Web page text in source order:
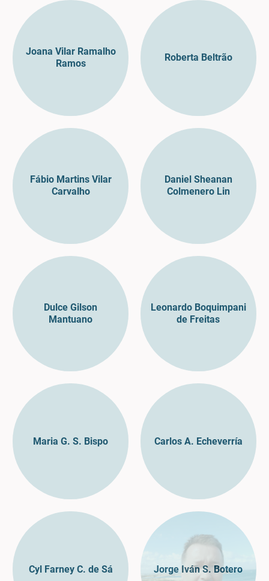
Joana Vilar Ramalho
Ramos
Roberta Beltrão
Fábio Martins Vilar
Carvalho
Daniel Sheanan
Colmenero Lin
Dulce Gilson
Mantuano
Leonardo Boquimpani
de Freitas
Maria G. S. Bispo Carlos A. Echeverría
Cyl Farney C. de Sá Jorge Iván S. Botero